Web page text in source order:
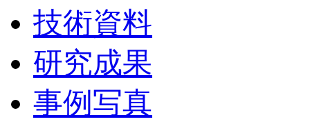
技術資料
研究成果
事例写真